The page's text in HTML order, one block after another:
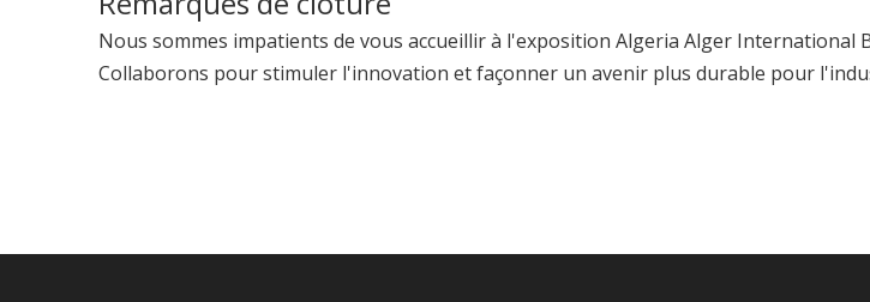
Nous sommes impatients de vous accueillir à l'exposition Algeria Alger International
Collaborons pour stimuler l'innovation et façonner un avenir plus durable pour